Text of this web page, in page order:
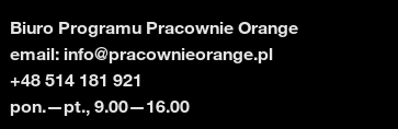
Biuro Programu Pracownie Orange
email: info@pracownieorange.pl
+48 514 181 921
pon.—pt., 9.00—16.00